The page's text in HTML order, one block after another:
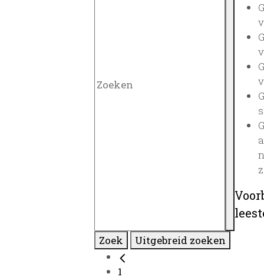
Zoek Uitgebreid zoeken
1